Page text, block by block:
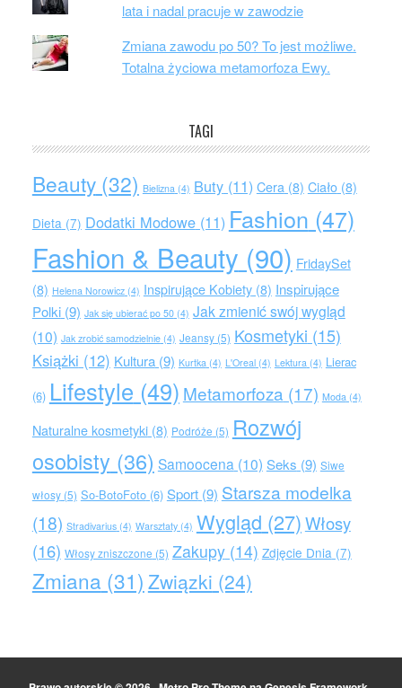
lata i nadal pracuje w zawodzie
Zmiana zawodu po 50? To jest możliwe.
Totalna życiowa metamorfoza Ewy.
TAGI
Beauty(32) Bielizna(4) Buty(11) Cera(8) Ciało(8)
Dieta(7) Dodatki Modowe(11) Fashion (47)
Fashion & Beauty (90) FridaySet
(8) Helena Norowicz(4) Inspirujące Kobiety(8) Inspirujące
Polki(9) Jak się ubierać po 50(4) Jak zmienić swój wygląd
(10) Jak zrobić samodzielnie(4) Jeansy(5) Kosmetyki (15)
Książki (12) Kultura(9) Kurtka(4) L'Oreal(4) Lektura(4) Lierac
(6) Lifestyle (49) Metamorfoza (17) Moda(4)
Naturalne kosmetyki(8) Podróże (5) Rozwój
osobisty (36) Samoocena (10) Seks (9) Siwe
włosy(5) So-BotoFoto(6) Sport(9) Starsza modelka
(18) Stradivarius(4) Warsztaty(4) Wygląd (27)Włosy
(16) Włosy zniszczone (5) Zakupy(14) Zdjęcie Dnia(7)
Zmiana (31) Związki (24)